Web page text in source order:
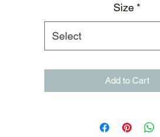
Size *
Select
Add to Cart